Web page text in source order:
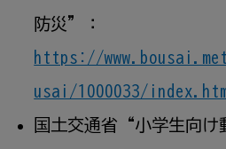
防災”：
https://
usai/1000033/
国土交通省 “小学生向け